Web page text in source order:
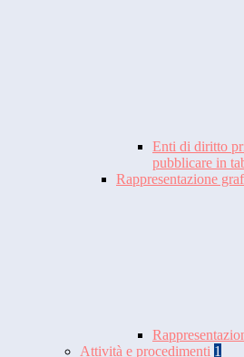
Enti di diritto
pubblicare in
Rappresentazione
Attività e procedimenti 1